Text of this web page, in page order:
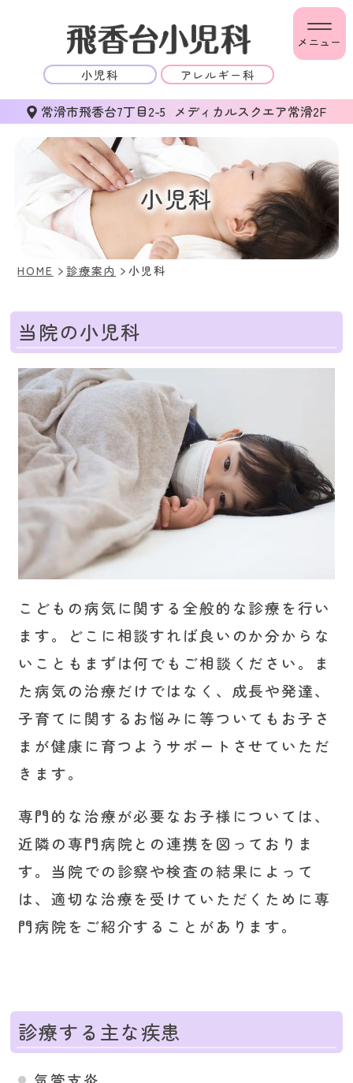
小児科 アレルギー科
常滑市飛香台7丁目2-5 メディカルスクエア常滑2F
メニュー
小児科
HOME 診療案内 小児科
当院の小児科
こどもの病気に関する全般的な診療を行い
ます。どこに相談すれば良いのか分からな
いこともまずは何でもご相談ください。ま
た病気の治療だけではなく、成長や発達、
子育てに関するお悩みに等ついてもお子さ
まが健康に育つようサポートさせていただ
きます。
専門的な治療が必要なお子様については、
近隣の専門病院との連携を図っておりま
す。当院での診察や検査の結果によって
は、適切な治療を受けていただくために専
門病院をご紹介することがあります。
診療する主な疾患